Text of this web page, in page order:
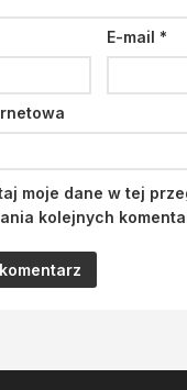
E-mail*
moje dane w tej
kolejnych